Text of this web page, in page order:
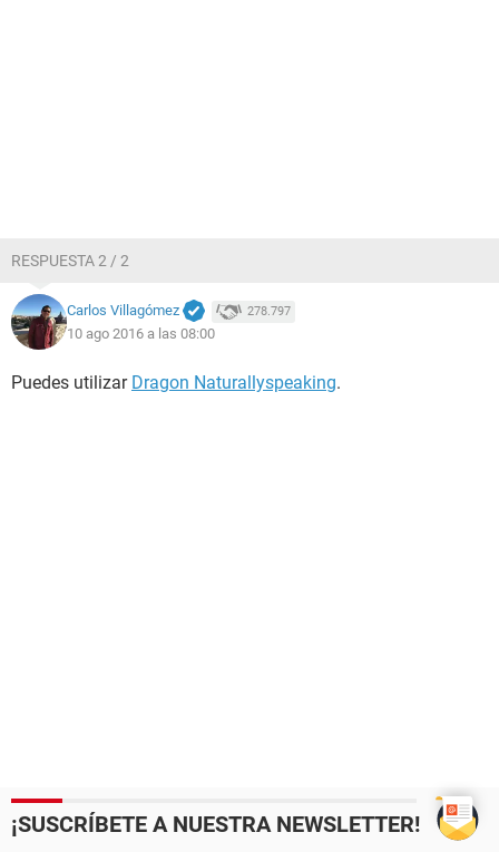
RESPUESTA 2 / 2
Carlos Villagómez 278.797
10 ago 2016 a las 08:00
Puedes utilizar Dragon Naturallyspeaking.
¡SUSCRÍBETE A NUESTRA NEWSLETTER!